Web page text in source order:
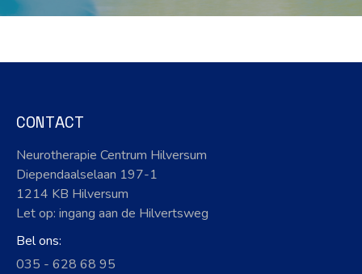
CONTACT
Neurotherapie Centrum Hilversum
Diependaalselaan 197-1
1214 KB Hilversum
Let op: ingang aan de Hilvertsweg
Bel ons:
035 - 628 68 95